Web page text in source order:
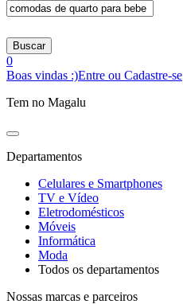
Buscar
0
Boas vindas :)Entre ou Cadastre-se
Tem no Magalu
Departamentos
Celulares e Smartphones
TV e Vídeo
Eletrodomésticos
Móveis
Informática
Moda
Todos os departamentos
Nossas marcas e parceiros